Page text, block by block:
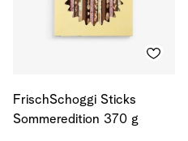
FrischSchoggi Sticks
Sommeredition 370 g